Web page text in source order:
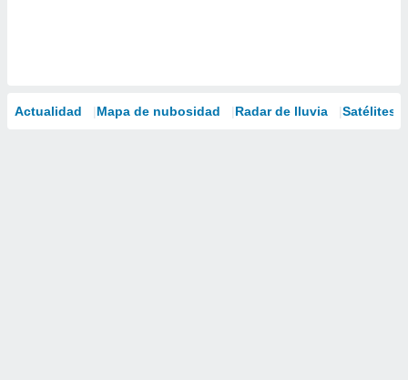
Actualidad Mapa de nubosidad Radar de lluvia Satélites